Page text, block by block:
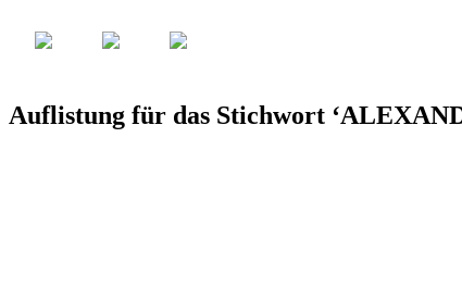
Auflistung für das Stichwort